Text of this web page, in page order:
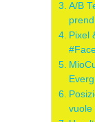
A/B
Pixel
vuole